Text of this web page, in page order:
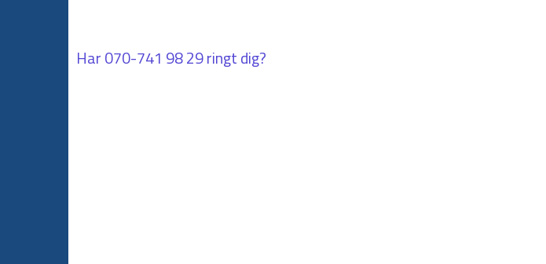
Har070-741 98 29ringt dig?